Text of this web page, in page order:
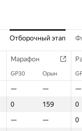
Отборочный этап
Марафон
GP30 Орын
— —
—
0 159
0
— —
0
Марафон
GP30 Орын
— —
—
0 159
0
— —
0